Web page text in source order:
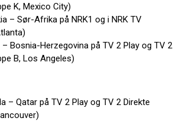
K, Mexico City)
– Sør-Afrika på NRK1 og i NRK TV
– Bosnia-Herzegovina på TV 2 Play og TV 2
B, Los Angeles)
– Qatar på TV 2 Play og TV 2 Direkte